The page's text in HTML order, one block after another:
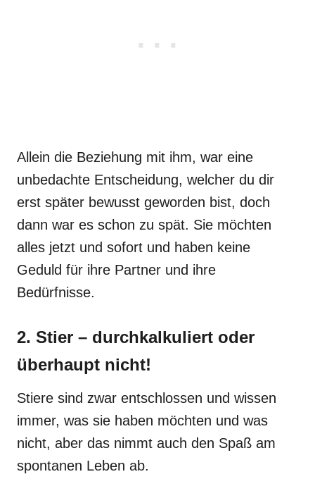
Allein die Beziehung mit ihm, war eine
unbedachte Entscheidung, welcher du dir
erst später bewusst geworden bist, doch
dann war es schon zu spät. Sie möchten
alles jetzt und sofort und haben keine
Geduld für ihre Partner und ihre
Bedürfnisse.
2. Stier – durchkalkuliert oder
überhaupt nicht!
Stiere sind zwar entschlossen und wissen
immer, was sie haben möchten und was
nicht, aber das nimmt auch den Spaß am
spontanen Leben ab.